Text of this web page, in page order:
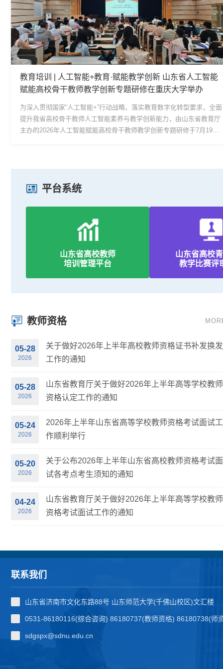
教育培训 | 人工智能+教育·赋能教学创新 山东省人工智能
赋能高校骨干教师教学创新专题研修在重庆大学举办
为深入贯彻国家“人工智能+”行动战略，落实教育数字化转型要求，全面
提升我省高校骨干教师人工智能素养与教学创新能力，由山东省教育厅
主办的2026年人工智能赋能高校骨干教师教学创新专题研修于7月19
平台系统
山东省高校教师
培训管理平台
山东省高校
教学比赛评
教师资格
05-28
2026
关于做好2026年上半年高校教师资格证书补发换发
工作的通知
05-28
2026
山东省教育厅关于做好2026年上半年高等学校教师
资格认定工作的通知
05-24
2026
2026年上半年山东省高等学校教师资格考试面试工
作顺利举行
05-20
2026
关于公布2026年上半年山东省高校教师资格考试面
试各考点考生须知的通知
04-24
2026
山东省教育厅关于做好2026年上半年高等学校教师
资格考试面试工作的通知
联系我们
山东省济南市文化东路88号 山东师范大学(千佛山校区)文汇楼
0531-86180116(综合咨询) 86180737(教师资格) 86180738(师
sdgspx@sdnu.edu.cn